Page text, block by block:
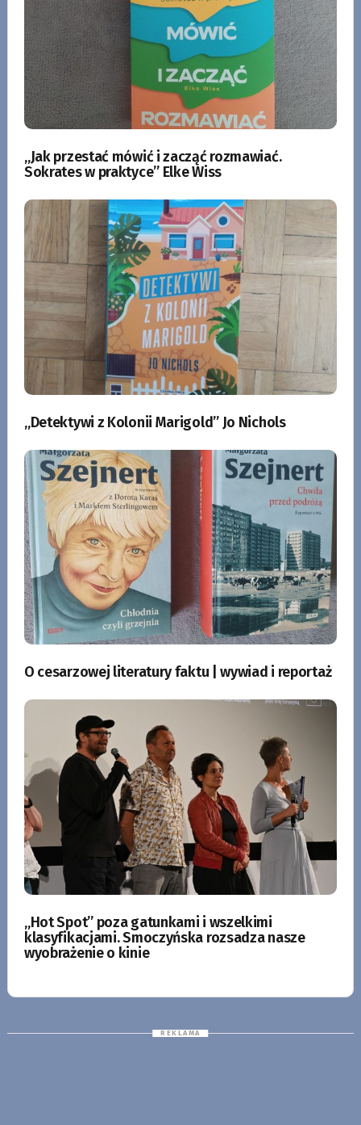
„Jak przestać mówić i zacząć rozmawiać.
Sokrates w praktyce” Elke Wiss
„Detektywi z Kolonii Marigold” Jo Nichols
O cesarzowej literatury faktu | wywiad i reportaż
„Hot Spot” poza gatunkami i wszelkimi
klasyfikacjami. Smoczyńska rozsadza nasze
wyobrażenie o kinie